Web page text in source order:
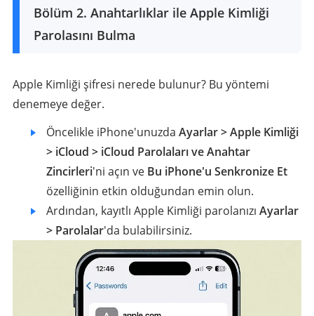
Bölüm 2. Anahtarlıklar ile Apple Kimliği
Parolasını Bulma
Apple Kimliği şifresi nerede bulunur? Bu yöntemi
denemeye değer.
Öncelikle iPhone'unuzda Ayarlar > Apple Kimliği
> iCloud > iCloud Parolaları ve Anahtar
Zincirleri'ni açın ve Bu iPhone'u Senkronize Et
özelliğinin etkin olduğundan emin olun.
Ardından, kayıtlı Apple Kimliği parolanızı Ayarlar
> Parolalar'da bulabilirsiniz.